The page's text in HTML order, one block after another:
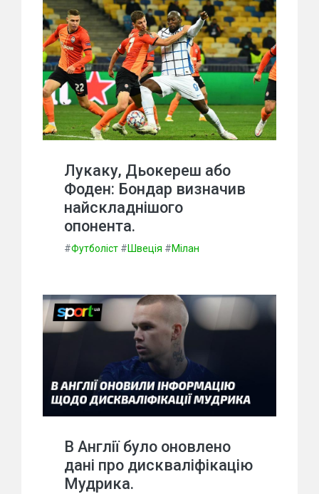
Лукаку, Дьокереш або
Фоден: Бондар визначив
найскладнішого
опонента.
#Футболіст #Швеція #Мілан
В Англії було оновлено
дані про дискваліфікацію
Мудрика.